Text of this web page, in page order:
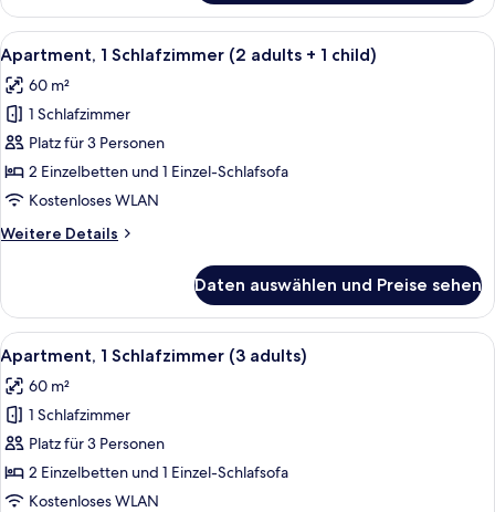
1
Schlafzimmer
(2
adults)
Alle
Fotos
für
Apartment,
1
Schlafzimmer
(2
+
anzeigen
Verdunkelungsvorhänge,
10
Apartment, 1 Schlafzimmer (2 adults + 1 child)
60 m²
1 Schlafzimmer
Platz für 3 Personen
2 Einzelbetten und 1 Einzel-Schlafsofa
Kostenloses WLAN
Weitere Details
Weitere
1
Schlafzimmer
(2
adults
+
child)
Daten auswählen und Preise sehen
Alle
Fotos
für
Apartment,
1
Schlafzimmer
(3
Ein Doppelbett mit grauem Kopfteil,
11
Apartment, 1 Schlafzimmer (3 adults)
60 m²
1 Schlafzimmer
Platz für 3 Personen
2 Einzelbetten und 1 Einzel-Schlafsofa
Kostenloses WLAN